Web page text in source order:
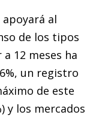
al
de los tipos
12 meses ha
un registro
de este
y los mercados